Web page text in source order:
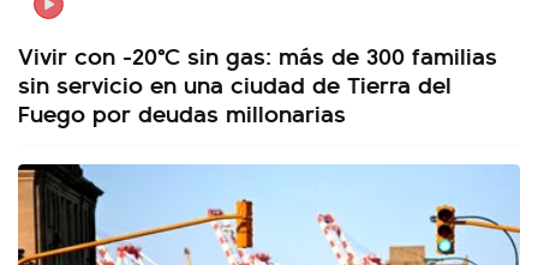
Vivir con -20°C sin gas: más de 300 familias
sin servicio en una ciudad de Tierra del
Fuego por deudas millonarias